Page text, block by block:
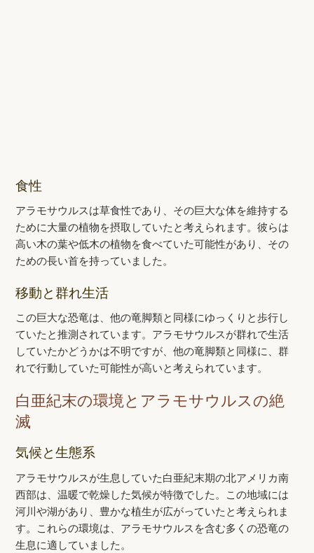
食性
アラモサウルスは草食性であり、その巨大な体を維持する
ために大量の植物を摂取していたと考えられます。彼らは
高い木の葉や低木の植物を食べていた可能性があり、その
ための長い首を持っていました。
移動と群れ生活
この巨大な恐竜は、他の竜脚類と同様にゆっくりと歩行し
ていたと推測されています。アラモサウルスが群れで生活
していたかどうかは不明ですが、他の竜脚類と同様に、群
れで行動していた可能性が高いと考えられています。
白亜紀末の環境とアラモサウルスの絶
滅
気候と生態系
アラモサウルスが生息していた白亜紀末期の北アメリカ南
西部は、温暖で乾燥した気候が特徴でした。この地域には
河川や湖があり、豊かな植生が広がっていたと考えられま
す。これらの環境は、アラモサウルスを含む多くの恐竜の
生息に適していました。